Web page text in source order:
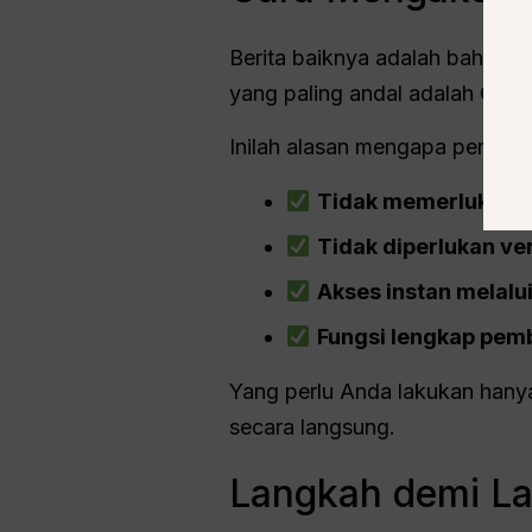
Berita baiknya adalah bahwa
yang paling andal adalah GPT
Inilah alasan mengapa
Tidak memerlukan
Tidak diperlukan
Akses instan
Fungsi lengkap
Yang perlu Anda lakukan
secara langsung.
Langkah demi